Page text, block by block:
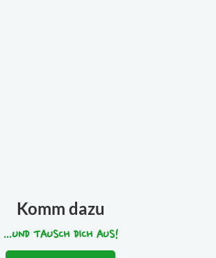
Komm dazu
...UND TAUSCH DICH AUS!